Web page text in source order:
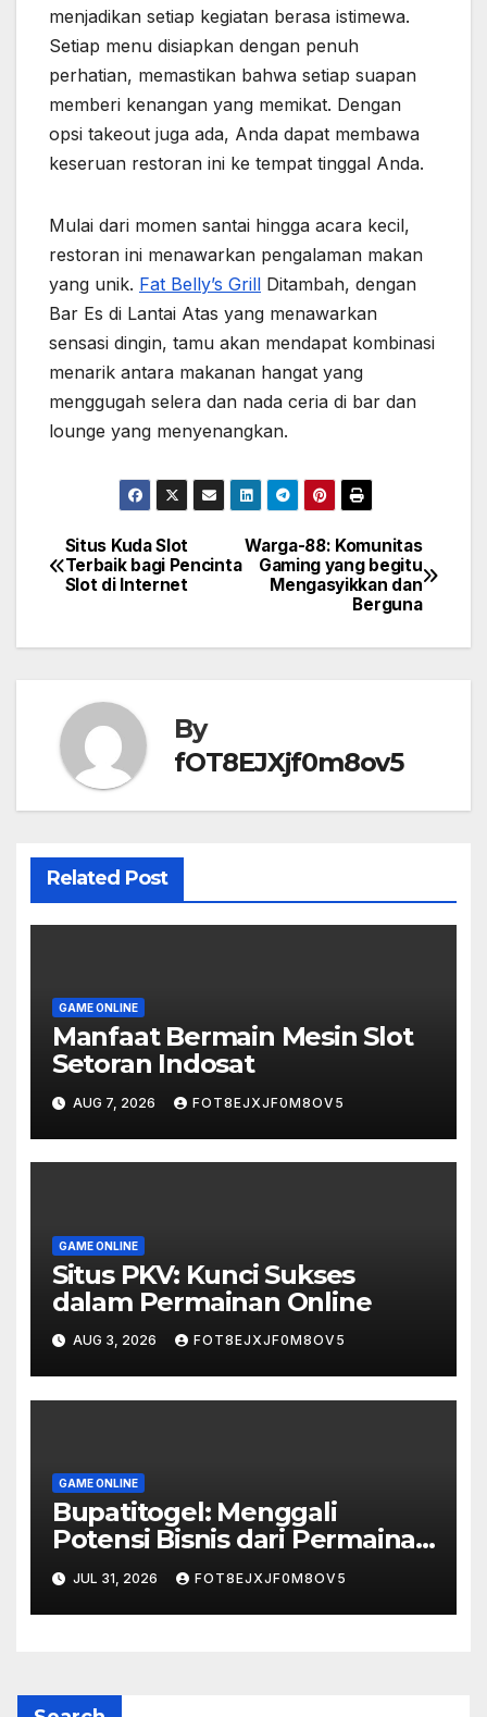
menjadikan setiap kegiatan berasa istimewa.
Setiap menu disiapkan dengan penuh
perhatian, memastikan bahwa setiap suapan
memberi kenangan yang memikat. Dengan
opsi takeout juga ada, Anda dapat membawa
keseruan restoran ini ke tempat tinggal Anda.
Mulai dari momen santai hingga acara kecil,
restoran ini menawarkan pengalaman makan
yang unik. Fat Belly’s Grill Ditambah, dengan
Bar Es di Lantai Atas yang menawarkan
sensasi dingin, tamu akan mendapat kombinasi
menarik antara makanan hangat yang
menggugah selera dan nada ceria di bar dan
lounge yang menyenangkan.
Post
navigation
Warga-88: Komunitas
Gaming yang begitu
Mengasyikkan dan
Berguna
Situs Kuda Slot
Terbaik bagi Pencinta
Slot di Internet
By
fOT8EJXjf0m8ov5
Related Post
GAME ONLINE
Manfaat Bermain Mesin Slot
Setoran Indosat
AUG 7, 2026 FOT8EJXJF0M8OV5
GAME ONLINE
Situs PKV: Kunci Sukses
dalam Permainan Online
AUG 3, 2026 FOT8EJXJF0M8OV5
GAME ONLINE
Bupatitogel: Menggali
Potensi Bisnis dari Permainan
Angka
JUL 31, 2026 FOT8EJXJF0M8OV5